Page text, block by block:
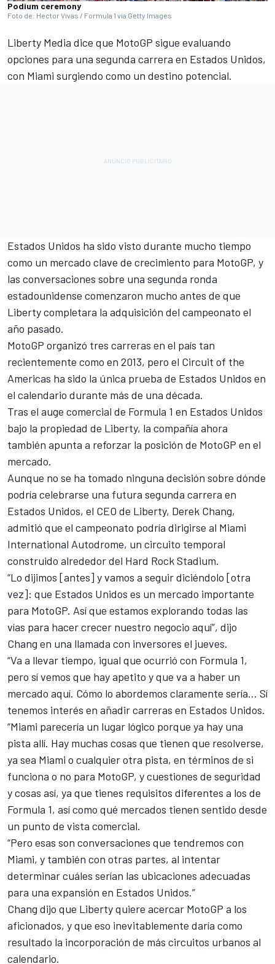
Podium ceremony
Foto de: Hector Vivas / Formula 1 via Getty Images
Liberty Media dice que MotoGP sigue evaluando
opciones para una segunda carrera en Estados Unidos,
con Miami surgiendo como un destino potencial.
Estados Unidos ha sido visto durante mucho tiempo
como un mercado clave de crecimiento para MotoGP, y
las conversaciones sobre una segunda ronda
estadounidense comenzaron mucho antes de que
Liberty completara la adquisición del campeonato el
año pasado.
MotoGP organizó tres carreras en el país tan
recientemente como en 2013, pero el Circuit of the
Americas ha sido la única prueba de Estados Unidos en
el calendario durante más de una década.
Tras el auge comercial de Formula 1 en Estados Unidos
bajo la propiedad de Liberty, la compañía ahora
también apunta a reforzar la posición de MotoGP en el
mercado.
Aunque no se ha tomado ninguna decisión sobre dónde
podría celebrarse una futura segunda carrera en
Estados Unidos, el CEO de Liberty, Derek Chang,
admitió que el campeonato podría dirigirse al Miami
International Autodrome, un circuito temporal
construido alrededor del Hard Rock Stadium.
“Lo dijimos [antes] y vamos a seguir diciéndolo [otra
vez]: que Estados Unidos es un mercado importante
para MotoGP. Así que estamos explorando todas las
vías para hacer crecer nuestro negocio aquí”, dijo
Chang en una llamada con inversores el jueves.
“Va a llevar tiempo, igual que ocurrió con Formula 1,
pero sí vemos que hay apetito y que va a haber un
mercado aquí. Cómo lo abordemos claramente sería… Sí
tenemos interés en añadir carreras en Estados Unidos.
“Miami parecería un lugar lógico porque ya hay una
pista allí. Hay muchas cosas que tienen que resolverse,
ya sea Miami o cualquier otra pista, en términos de si
funciona o no para MotoGP, y cuestiones de seguridad
y cosas así, ya que tienes requisitos diferentes a los de
Formula 1, así como qué mercados tienen sentido desde
un punto de vista comercial.
“Pero esas son conversaciones que tendremos con
Miami, y también con otras partes, al intentar
determinar cuáles serían las ubicaciones adecuadas
para una expansión en Estados Unidos.”
Chang dijo que Liberty quiere acercar MotoGP a los
aficionados, y que eso inevitablemente daría como
resultado la incorporación de más circuitos urbanos al
calendario.